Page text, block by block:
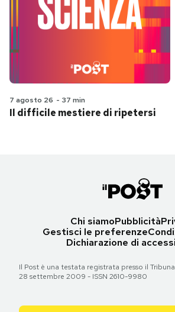
7 agosto 26 - 37 min
Il difficile mestiere di ripetersi
Chi siamoPubblicità
Gestisci le preferenze
Dichiarazione di
Il Post è una testata registrata presso il
28 settembre 2009 - ISSN 2610-9980